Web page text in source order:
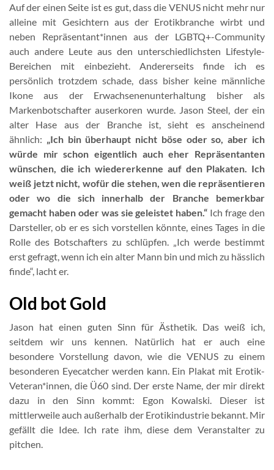
Auf der einen Seite ist es gut, dass die VENUS nicht mehr nur
alleine mit Gesichtern aus der Erotikbranche wirbt und
neben Repräsentant*innen aus der LGBTQ+-Community
auch andere Leute aus den unterschiedlichsten Lifestyle-
Bereichen mit einbezieht. Andererseits finde ich es
persönlich trotzdem schade, dass bisher keine männliche
Ikone aus der Erwachsenenunterhaltung bisher als
Markenbotschafter auserkoren wurde. Jason Steel, der ein
alter Hase aus der Branche ist, sieht es anscheinend
ähnlich:
„Ich bin überhaupt nicht böse oder so, aber ich
würde mir schon eigentlich auch eher Repräsentanten
wünschen, die ich wiedererkenne auf den Plakaten. Ich
weiß jetzt nicht, wofür die stehen, wen die repräsentieren
oder wo die sich innerhalb der Branche bemerkbar
gemacht haben oder was sie geleistet haben.“ Ich frage den
Darsteller, ob er es sich vorstellen könnte, eines Tages in die
Rolle des Botschafters zu schlüpfen. „Ich werde bestimmt
erst gefragt, wenn ich ein alter Mann bin und mich zu hässlich
finde“, lacht er.
Old bot Gold
Jason hat einen guten Sinn für Ästhetik. Das weiß ich,
seitdem wir uns kennen. Natürlich hat er auch eine
besondere Vorstellung davon, wie die VENUS zu einem
besonderen Eyecatcher werden kann. Ein Plakat mit Erotik-
Veteran*innen, die Ü60 sind. Der erste Name, der mir direkt
dazu in den Sinn kommt: Egon Kowalski. Dieser ist
mittlerweile auch außerhalb der Erotikindustrie bekannt. Mir
gefällt die Idee. Ich rate ihm, diese dem Veranstalter zu
pitchen.